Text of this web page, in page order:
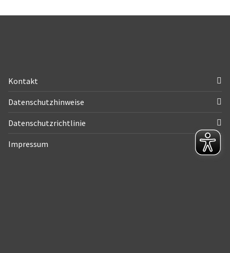
Kontakt
Datenschutzhinweise
Datenschutzrichtlinie
Impressum